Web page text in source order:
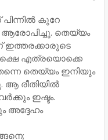
കുറേ
ആരോപിച്ചു. തെയ്യം
ഇത്തരക്കാരുടെ
എത്രയൊക്കെ
തെയ്യം ഇനിയും
ആ രീതിയില്‍
ഇഷ്ടം.
അദ്ദേഹം